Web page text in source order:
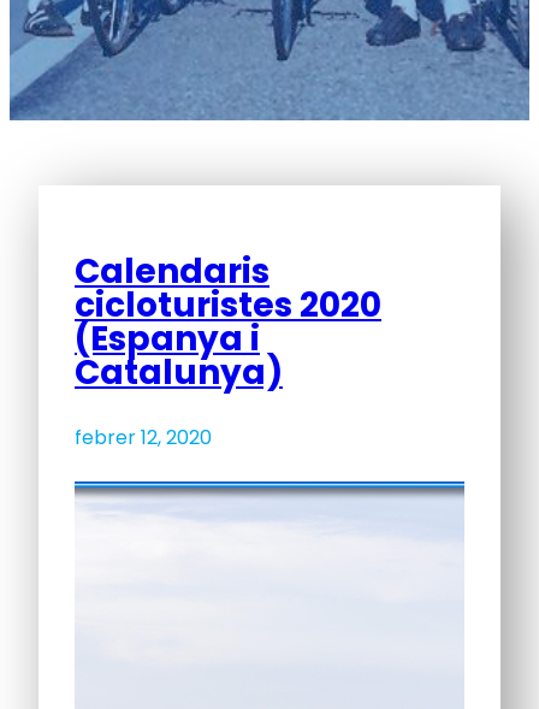
Calendaris
cicloturistes 2020
(Espanya i
Catalunya)
febrer 12, 2020